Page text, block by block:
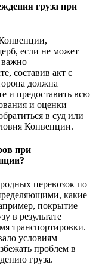
груза при
если не может
важно
составив акт с
должна
и предоставить всю
и оценки
в суд или
Конвенции.
при
перевозок по
какие
покрытие
в результате
транспортировки.
условиям
проблем в
груза.